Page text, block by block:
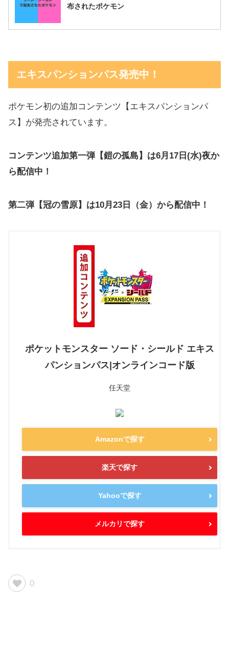
布されたポケモン
エキスパンションパス発売中！
ポケモン初の追加コンテンツ【エキスパンションパ
ス】が発売されています。
コンテンツ追加第一弾【鎧の孤島】は6月17日(水)夜か
ら配信中！
第二弾【冠の雪原】は10月23日（金）から配信中！
ポケットモンスター ソード・シールド エキス
パンションパス|オンラインコード版
任天堂
Amazonで探す
楽天で探す
Yahooで探す
メルカリで探す
0